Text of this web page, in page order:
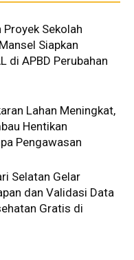
Sekolah
Siapkan
di APBD Perubahan
Lahan Meningkat,
Hentikan
Pengawasan
Selatan Gelar
dan Validasi Data
Gratis di